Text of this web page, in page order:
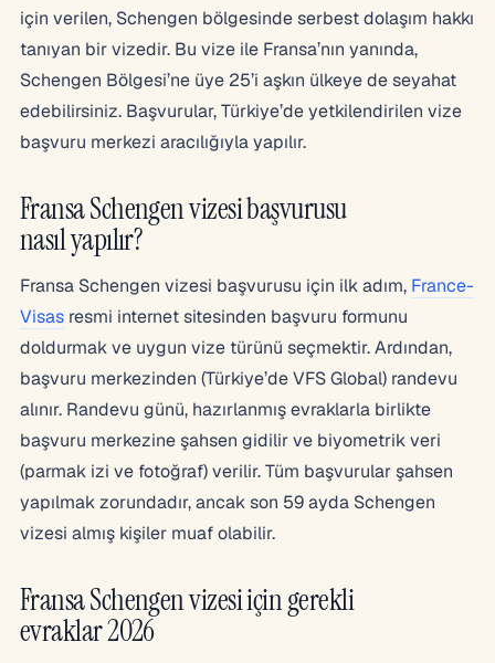
için verilen, Schengen bölgesinde serbest dolaşım hakkı
tanıyan bir vizedir. Bu vize ile Fransa’nın yanında,
Schengen Bölgesi’ne üye 25’i aşkın ülkeye de seyahat
edebilirsiniz. Başvurular, Türkiye’de yetkilendirilen vize
başvuru merkezi aracılığıyla yapılır.
Fransa Schengen vizesi başvurusu
nasıl yapılır?
Fransa Schengen vizesi başvurusu için ilk adım, France-
Visas resmi internet sitesinden başvuru formunu
doldurmak ve uygun vize türünü seçmektir. Ardından,
başvuru merkezinden (Türkiye’de VFS Global) randevu
alınır. Randevu günü, hazırlanmış evraklarla birlikte
başvuru merkezine şahsen gidilir ve biyometrik veri
(parmak izi ve fotoğraf) verilir. Tüm başvurular şahsen
yapılmak zorundadır, ancak son 59 ayda Schengen
vizesi almış kişiler muaf olabilir.
Fransa Schengen vizesi için gerekli
evraklar 2026